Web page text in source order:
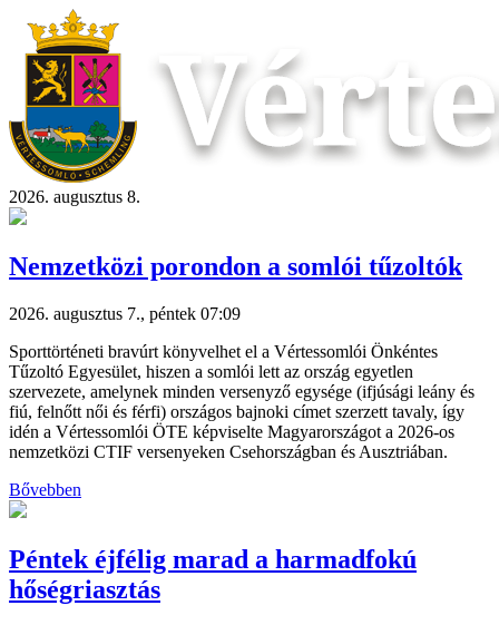
2026. augusztus 8.
Nemzetközi porondon a somlói tűzoltók
2026. augusztus 7., péntek 07:09
Sporttörténeti bravúrt könyvelhet el a Vértessomlói Önkéntes
Tűzoltó Egyesület, hiszen a somlói lett az ország egyetlen
szervezete, amelynek minden versenyző egysége (ifjúsági leány és
fiú, felnőtt női és férfi) országos bajnoki címet szerzett tavaly, így
idén a Vértessomlói ÖTE képviselte Magyarországot a 2026-os
nemzetközi CTIF versenyeken Csehországban és Ausztriában.
Bővebben
Péntek éjfélig marad a harmadfokú
hőségriasztás